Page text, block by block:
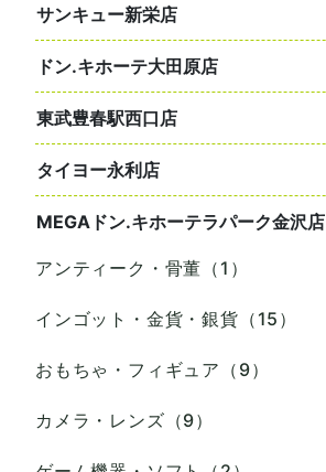
サンキュー新栄店
ドン.キホーテ大田原店
東武豊春駅西口店
タイヨー永利店
MEGAドン.キホーテラパーク金沢店
アンティーク・骨董（1）
インゴット・金貨・銀貨（15）
おもちゃ・フィギュア（9）
カメラ・レンズ（9）